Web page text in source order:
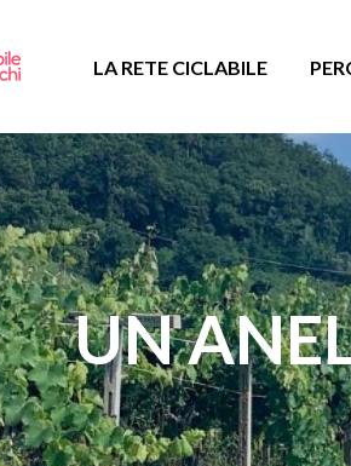
LA RETE CICLABILE
UN